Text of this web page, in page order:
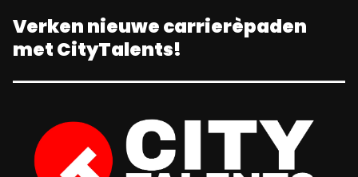
Verken nieuwe carrierèpaden
met CityTalents!